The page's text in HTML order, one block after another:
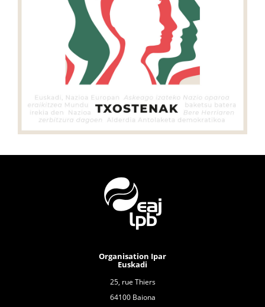
Organisation Ipar
Euskadi
25, rue Thiers
64100 Baiona